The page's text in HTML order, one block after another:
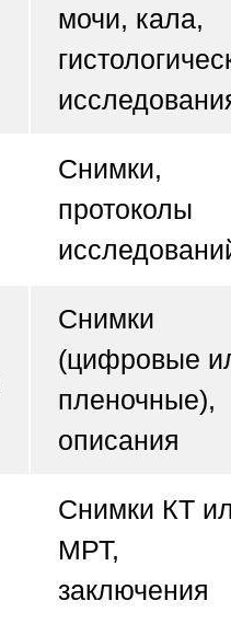
мочи, кала,
Снимки,
протоколы
Снимки
(цифровые
пленочные),
описания
Снимки КТ
МРТ,
заключения